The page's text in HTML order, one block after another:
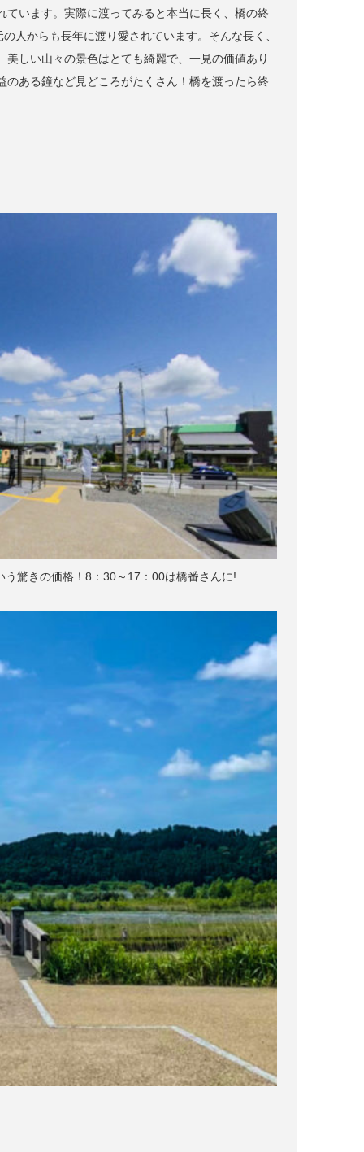
います。実際に渡ってみると本当に長く、橋の終
人からも長年に渡り愛されています。そんな長く、
しい山々の景色はとても綺麗で、一見の価値あり
ある鐘など見どころがたくさん！橋を渡ったら終
驚きの価格！8：30～17：00は橋番さんに!